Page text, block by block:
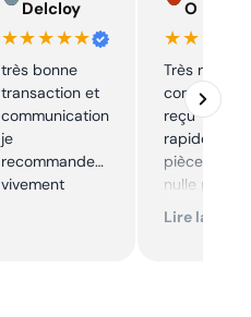
Delcloy
★★★★★
très bonne
transaction et
communication
je
recommande
vivement
O
Très réactif,
commande
reçu
rapidement,
pièce
nulle part
ailleurs et
Lire la suite